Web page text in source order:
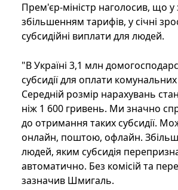
Прем'єр-міністр наголосив, що у
збільшенням тарифів, у січні
субсидійні виплати для людей.
"В Україні 3,1 млн
субсидії для оплати комунальних
Середній розмір нарахувань
ніж 1 600 гривень. Ми значно
до отримання таких субсидії.
онлайн, поштою, офлайн.
людей, яким субсидія
автоматично. Без комісій та
зазначив Шмигаль.